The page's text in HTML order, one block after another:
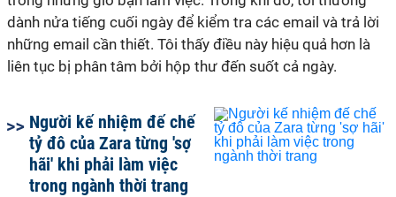
dành nửa tiếng cuối ngày để kiểm tra các email và trả lời
những email cần thiết. Tôi thấy điều này hiệu quả hơn là
liên tục bị phân tâm bởi hộp thư đến suốt cả ngày.
Người kế nhiệm đế chế
tỷ đô của Zara từng 'sợ
hãi' khi phải làm việc
trong ngành thời trang